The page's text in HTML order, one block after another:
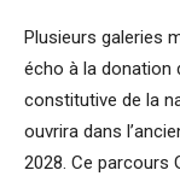
Plusieurs galeries
écho à la donation
constitutive de la
ouvrira dans
2028. Ce parcours